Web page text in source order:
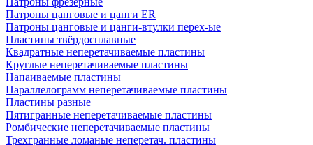
Патроны цанговые и цанги ER
Патроны цанговые и цанги-втулки перех-ые
Пластины твёрдосплавные
Квадратные неперетачиваемые пластины
Круглые неперетачиваемые пластины
Напаиваемые пластины
Параллелограмм неперетачиваемые пластины
Пластины разные
Пятигранные неперетачиваемые пластины
Ромбические неперетачиваемые пластины
Трехгранные ломаные неперетач. пластины